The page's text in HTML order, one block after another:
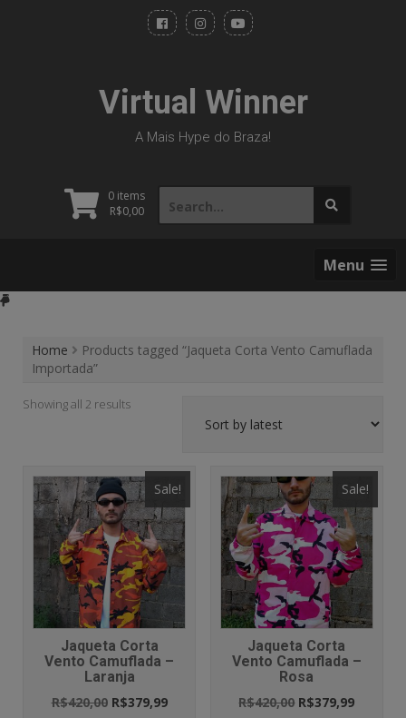
Virtual Winner
A Mais Hype do Braza!
0 items
R$0,00
Search
for:
Menu
Home
Products tagged “Jaqueta Corta Vento Camuflada
Importada”
Showing all 2 results
Sale!
Jaqueta Corta
Vento Camuflada –
Laranja
R$420,00 R$379,99
Sale!
Jaqueta Corta
Vento Camuflada –
Rosa
R$420,00 R$379,99